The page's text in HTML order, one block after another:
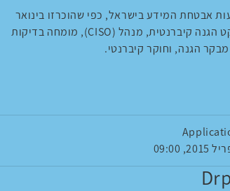
אבטחת המידע בישראל, כפי שהוכרזו בינואר
2015 על-ידי המטה הקיברנטי הלאומי: ארכיטקט הגנה קיברנטית, מנהל (CISO), מומחה בדיקות
הגנה, וחוקר קיברנטי.